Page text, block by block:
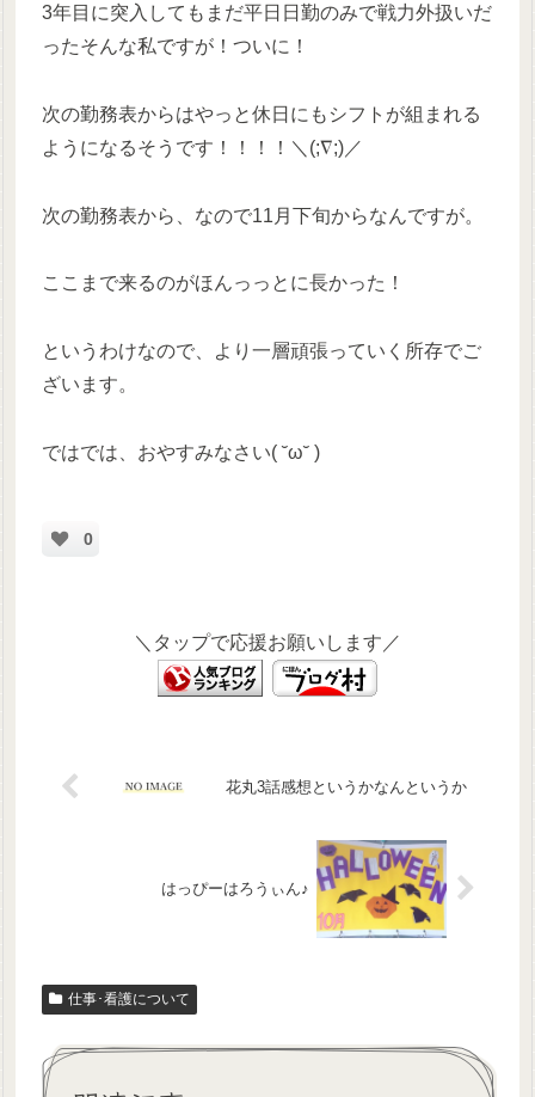
3年目に突入してもまだ平日日勤のみで戦力外扱いだ
ったそんな私ですが！ついに！
次の勤務表からはやっと休日にもシフトが組まれる
ようになるそうです！！！！＼(;∇;)／
次の勤務表から、なので11月下旬からなんですが。
ここまで来るのがほんっっとに長かった！
というわけなので、より一層頑張っていく所存でご
ざいます。
ではでは、おやすみなさい( ˘ω˘ )
0
＼タップで応援お願いします／
花丸3話感想というかなんというか
はっぴーはろうぃん♪
仕事･看護について